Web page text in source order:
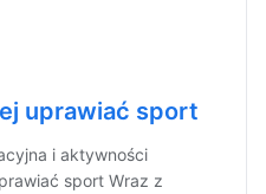
uprawiać sport
i aktywności
sport Wraz z